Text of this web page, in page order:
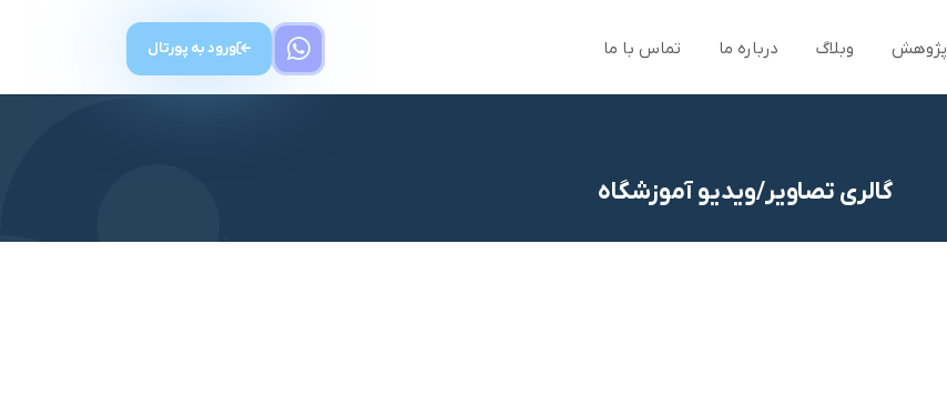
پژوهش وبلاگ درباره ما تماس با ما ورود به پورتال
گالری تصاویر/ویدیو آموزشگاه